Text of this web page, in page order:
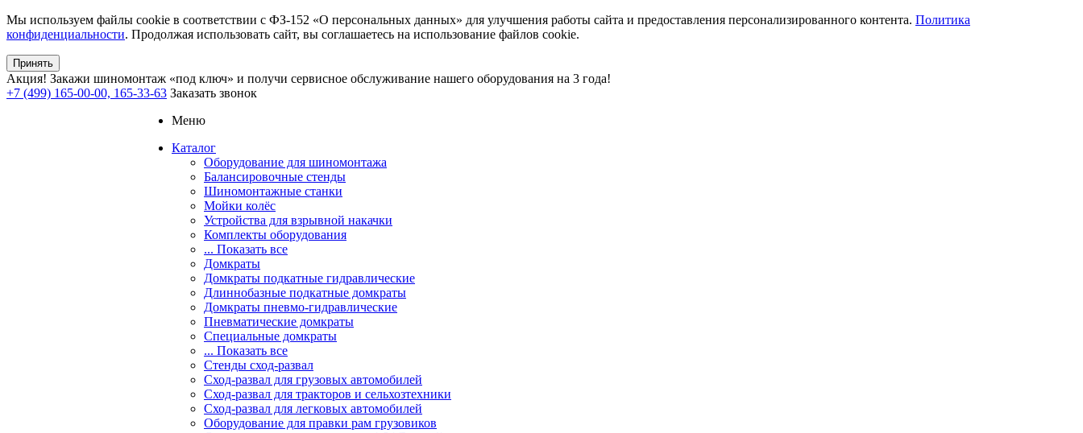
Мы используем файлы cookie в соответствии с ФЗ-152 «О персональных данных» для улучшения работы сайта и предоставления персонализированного контента. Политика
конфиденциальности. Продолжая использовать сайт, вы соглашаетесь на использование файлов cookie.
Принять
Акция! Закажи шиномонтаж «под ключ» и получи сервисное обслуживание нашего оборудования на 3 года!
+7 (499) 165-00-00, 165-33-63 Заказать звонок
Меню
Каталог
Оборудование для шиномонтажа
Балансировочные стенды
Шиномонтажные станки
Мойки колёс
Устройства для взрывной накачки
Комплекты оборудования
... Показать все
Домкраты
Домкраты подкатные гидравлические
Длиннобазные подкатные домкраты
Домкраты пневмо-гидравлические
Пневматические домкраты
Специальные домкраты
... Показать все
Стенды сход-развал
Сход-развал для грузовых автомобилей
Сход-развал для тракторов и сельхозтехники
Сход-развал для легковых автомобилей
Оборудование для правки рам грузовиков